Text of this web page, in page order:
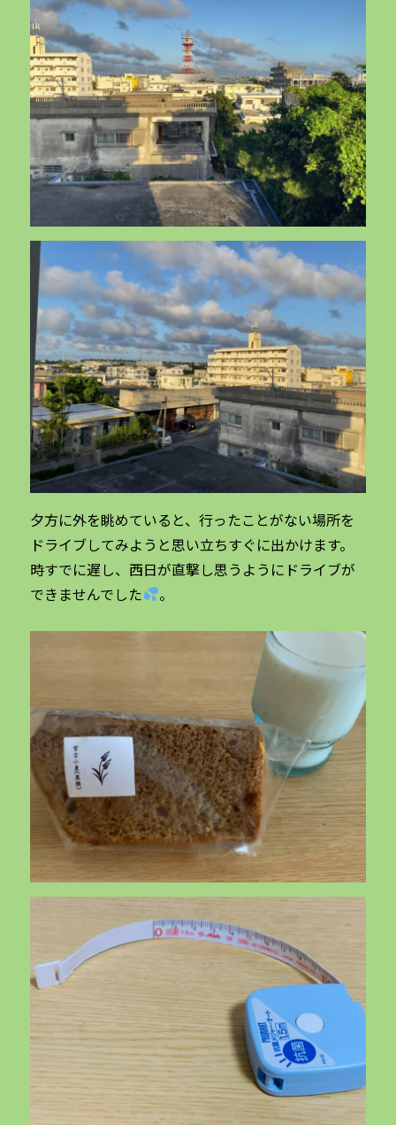
夕方に外を眺めていると、行ったことがない場所を
ドライブしてみようと思い立ちすぐに出かけます。
時すでに遅し、西日が直撃し思うようにドライブが
できませんでした
。